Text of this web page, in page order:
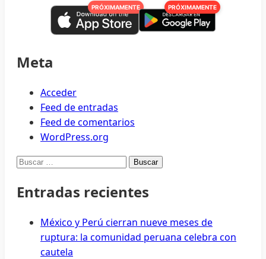
PRÓXIMAMENTE PRÓXIMAMENTE
Meta
Acceder
Feed de entradas
Feed de comentarios
WordPress.org
Buscar:
Entradas recientes
México y Perú cierran nueve meses de
ruptura: la comunidad peruana celebra con
cautela